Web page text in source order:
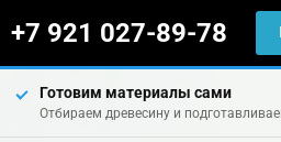
+7 921 027-89-78
Готовим материалы сами
Отбираем древесину и